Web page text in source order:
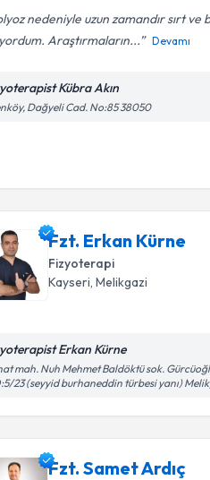
nedeniyle uzun zamandır sırt ve
Araştırmaların...
Devamı
Kübra Akın
Dağyeli Cad. No:85 38050
Fzt. Erkan Kürne
Fizyoterapi
Kayseri , Melikgazi
Erkan Kürne
mah. Nuh Mehmet Baldöktü sok.
23 (seyyid burhaneddin türbesi yanı)
Fzt. Samet Ardıç